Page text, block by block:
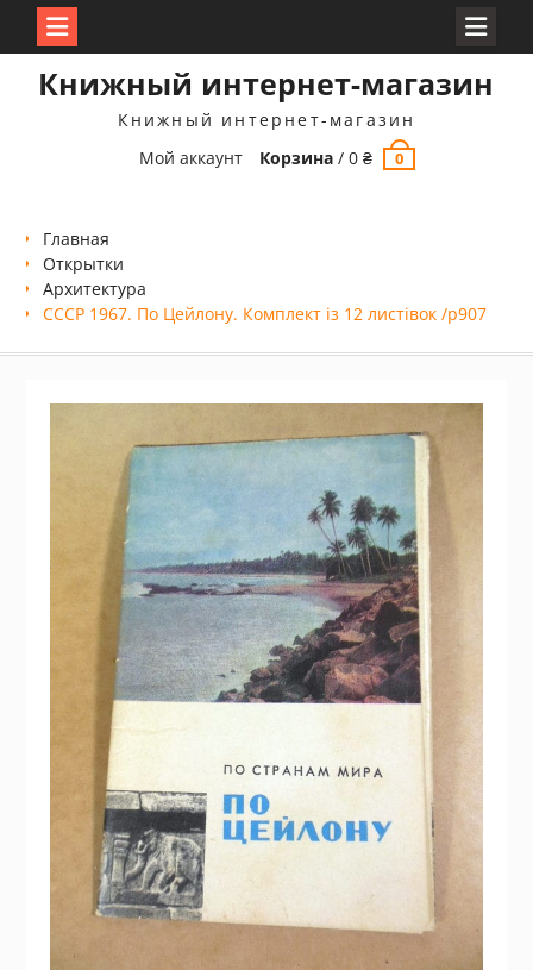
Книжный интернет-магазин
Книжный интернет-магазин
Мой аккаунт
Корзина /0₴ 0
Главная
Открытки
Архитектура
СССР 1967. По Цейлону. Комплект із 12 листівок /р907